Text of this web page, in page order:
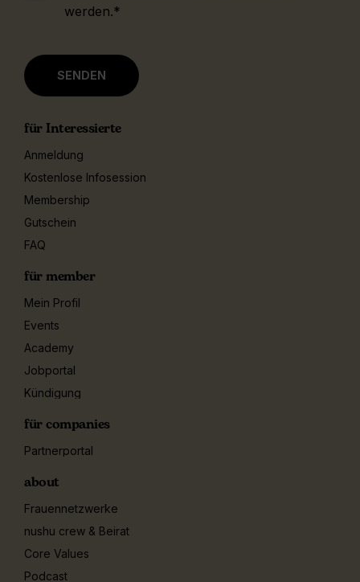
werden.*
für Interessierte
Anmeldung
Kostenlose Infosession
Membership
Gutschein
FAQ
für member
Mein Profil
Events
Academy
Jobportal
Kündigung
für companies
Partnerportal
about
Frauennetzwerke
nushu crew & Beirat
Core Values
Podcast